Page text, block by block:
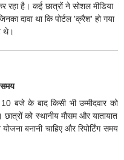
रहा है। कई छात्रों ने सोशल मीडिया
दावा था कि पोर्टल 'क्रैश' हो गया
थे।
10 बजे के बाद किसी भी उम्मीदवार को
छात्रों को स्थानीय मौसम और यातायात
बनानी चाहिए और रिपोर्टिंग समय